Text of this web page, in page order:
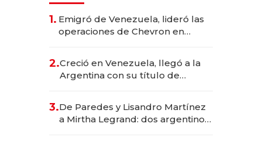
1. Emigró de Venezuela, lideró las
operaciones de Chevron en
2.Creció en Venezuela, llegó a la
Argentina con su título de
las marcas "fast premium"
3.De Paredes y Lisandro Martínez
a Mirtha Legrand: dos argentinos